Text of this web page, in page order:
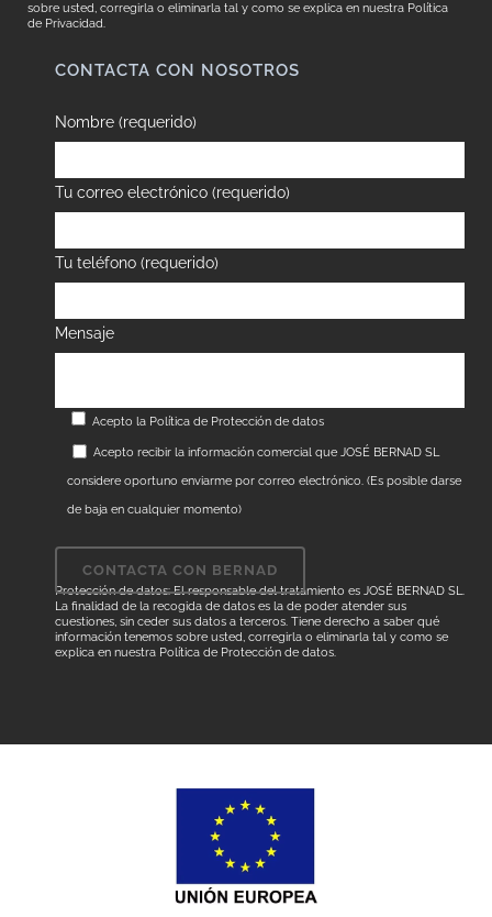
sobre usted, corregirla o eliminarla tal y como se explica en nuestra Política
de Privacidad.
CONTACTA CON NOSOTROS
Nombre (requerido)
Tu correo electrónico (requerido)
Tu teléfono (requerido)
Mensaje
Acepto la Política de Protección de datos
Acepto recibir la información comercial que JOSÉ BERNAD SL
considere oportuno enviarme por correo electrónico. (Es posible darse
de baja en cualquier momento)
Protección de datos: El responsable del tratamiento es JOSÉ BERNAD SL.
La finalidad de la recogida de datos es la de poder atender sus
cuestiones, sin ceder sus datos a terceros. Tiene derecho a saber qué
información tenemos sobre usted, corregirla o eliminarla tal y como se
explica en nuestra Política de Protección de datos